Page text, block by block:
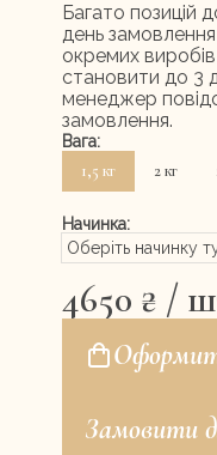
Багато позицій
день
окремих
становити до 3
менеджер
замовлення.
Вага:
1,5 кг 2 кг
Начинка:
Оберіть начинку
4650 ₴ /
Замовити